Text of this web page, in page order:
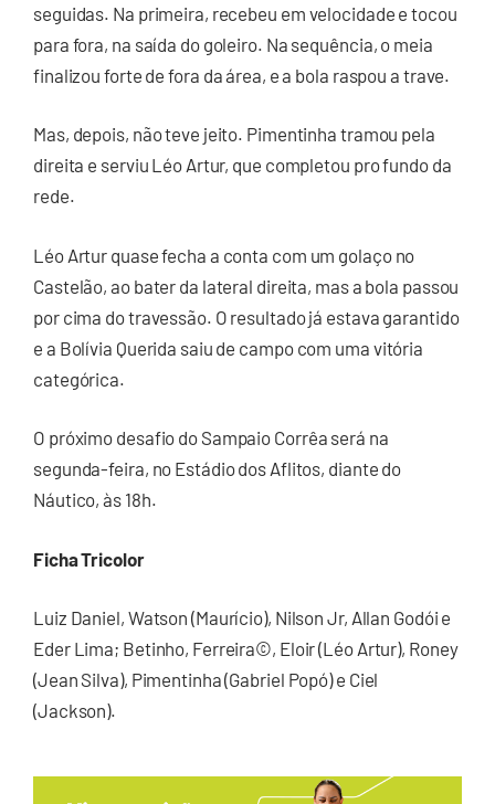
seguidas. Na primeira, recebeu em velocidade e tocou
para fora, na saída do goleiro. Na sequência, o meia
finalizou forte de fora da área, e a bola raspou a trave.
Mas, depois, não teve jeito. Pimentinha tramou pela
direita e serviu Léo Artur, que completou pro fundo da
rede.
Léo Artur quase fecha a conta com um golaço no
Castelão, ao bater da lateral direita, mas a bola passou
por cima do travessão. O resultado já estava garantido
e a Bolívia Querida saiu de campo com uma vitória
categórica.
O próximo desafio do Sampaio Corrêa será na
segunda-feira, no Estádio dos Aflitos, diante do
Náutico, às 18h.
Ficha Tricolor
Luiz Daniel, Watson (Maurício), Nilson Jr, Allan Godói e
Eder Lima; Betinho, Ferreira©, Eloir (Léo Artur), Roney
(Jean Silva), Pimentinha (Gabriel Popó) e Ciel
(Jackson).